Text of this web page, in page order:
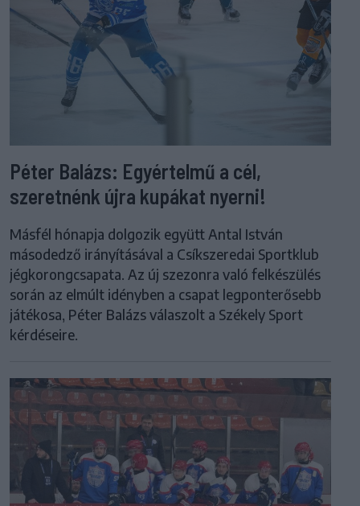
Péter Balázs: Egyértelmű a cél,
szeretnénk újra kupákat nyerni!
Másfél hónapja dolgozik együtt Antal István
másodedző irányításával a Csíkszeredai Sportklub
jégkorongcsapata. Az új szezonra való felkészülés
során az elmúlt idényben a csapat legponterősebb
játékosa, Péter Balázs válaszolt a Székely Sport
kérdéseire.